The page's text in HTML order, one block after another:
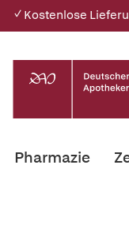
✓ Kostenlose
Pharmazie